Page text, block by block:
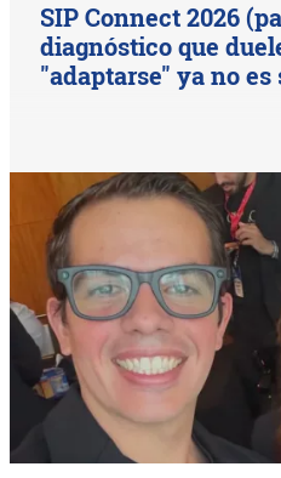
SIP Connect 2026
diagnóstico que
"adaptarse" ya no